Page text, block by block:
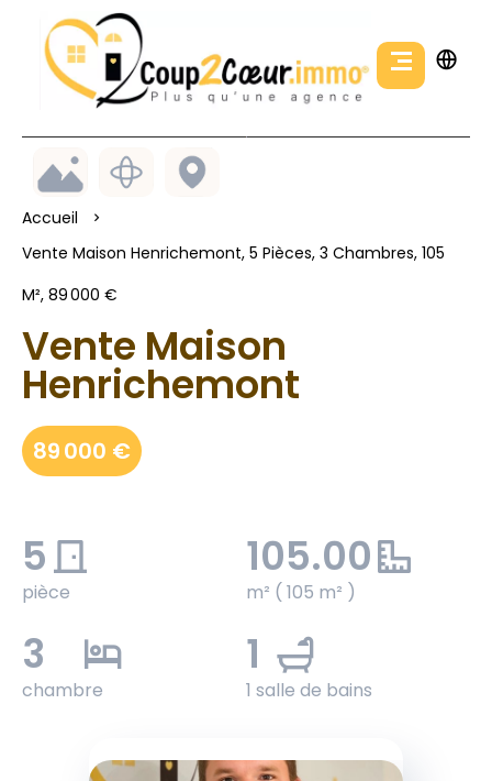
Accueil
Vente Maison Henrichemont, 5 Pièces, 3 Chambres, 105
M², 89 000 €
Vente Maison
Henrichemont
89 000 €
5
pièce
105.00
m² ( 105 m² )
3
chambre
1
1 salle de bains